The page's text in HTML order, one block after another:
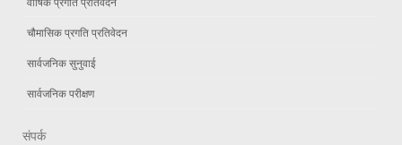
चौमासिक प्रगति प्रतिवेदन
सार्वजनिक सुनुवाई
सार्वजनिक परीक्षण
संपर्क